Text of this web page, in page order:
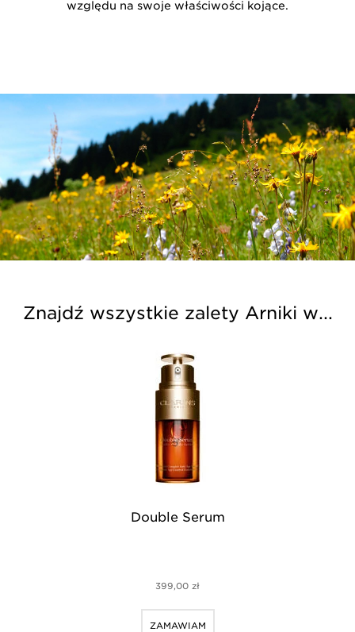
względu na swoje właściwości kojące.
Znajdź wszystkie zalety Arniki w...
Double Serum
399,00 zł
ZAMAWIAM